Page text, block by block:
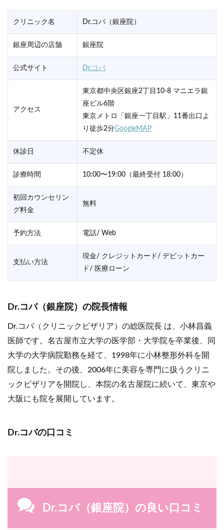
クリニック名 Dr.コバ（銀座院）
銀座周辺の店舗 銀座院
公式サイト Dr.コバ
アクセス
東京都中央区銀座2丁目10-8 マニエラ銀
座ビル6階
東京メトロ「銀座一丁目駅」11番出口よ
り徒歩2分GoogleMAP
休診日 不定休
診療時間 10:00〜19:00（最終受付 18:00）
初回カウンセリン
グ料金
無料
予約方法 電話/ Web
支払い方法
現金/ クレジットカード/ デビットカー
ド/ 医療ローン
Dr.コバ（銀座院）の院長情報
Dr.コバ（クリニックビザリア）の総医院長 は、小林昌義
医師です。名古屋市立大学の医学部・大学院を卒業後、同
大学の大学病院勤務を経て、1998年に小林整形外科を開
院しました。その後、2006年に美容を専門に扱うクリニ
ックビザリアを開院し、本院の名古屋院に続いて、東京や
大阪にも院を展開しています。
Dr.コバの口コミ
Dr.コバ（銀座院）の良い口コミ